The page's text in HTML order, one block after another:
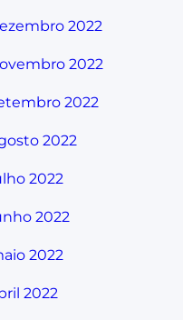
2022
2022
2022
2022
2022
2022
2022
2022